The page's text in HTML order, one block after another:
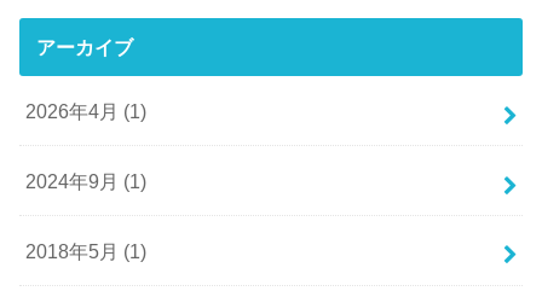
アーカイブ
2026年4月 (1)
2024年9月 (1)
2018年5月 (1)